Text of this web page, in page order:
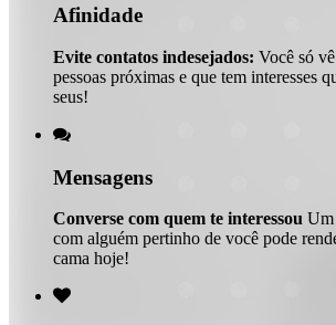
Afinidade
Evite contatos indesejados: Você só
pessoas próximas e que tem interesses
seus!

Mensagens
Converse com quem te interessou Um
com alguém pertinho de você pode
cama hoje!
